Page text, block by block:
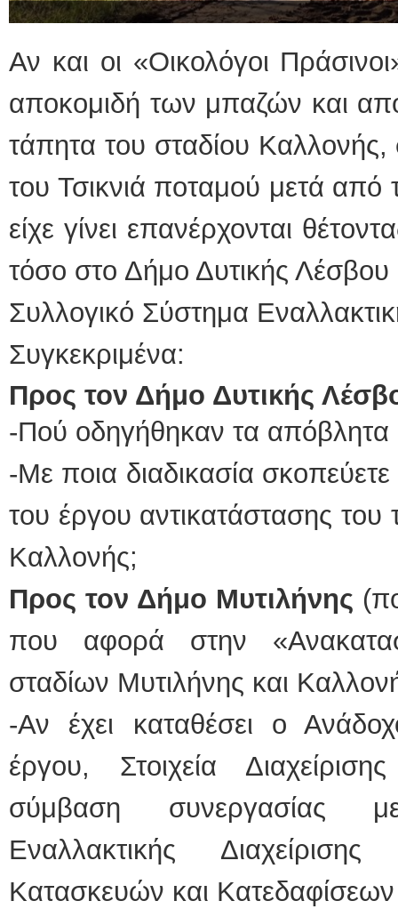
Αν και οι «Οικολόγοι
αποκομιδή των μπαζών και
τάπητα του σταδίου
του Τσικνιά ποταμού μετά από
είχε γίνει επανέρχονται
τόσο στο Δήμο Δυτικής Λέσβου
Συλλογικό Σύστημα
Συγκεκριμένα:
Προς τον Δήμο Δυτικής
-Πού οδηγήθηκαν τα απόβλητα
-Με ποια διαδικασία
του έργου αντικατάστασης του
Καλλονής;
Προς τον Δήμο Μυτιλήνης
που αφορά στην
σταδίων Μυτιλήνης και
-Αν έχει καταθέσει ο
έργου, Στοιχεία
σύμβαση συνεργασίας
Εναλλακτικής
Κατασκευών και